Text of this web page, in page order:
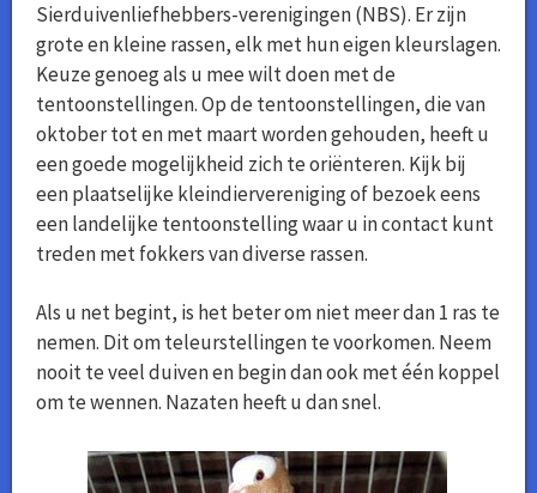
Sierduivenliefhebbers-verenigingen (NBS). Er zijn
grote en kleine rassen, elk met hun eigen kleurslagen.
Keuze genoeg als u mee wilt doen met de
tentoonstellingen. Op de tentoonstellingen, die van
oktober tot en met maart worden gehouden, heeft u
een goede mogelijkheid zich te oriënteren. Kijk bij
een plaatselijke kleindiervereniging of bezoek eens
een landelijke tentoonstelling waar u in contact kunt
treden met fokkers van diverse rassen.
Als u net begint, is het beter om niet meer dan 1 ras te
nemen. Dit om teleurstellingen te voorkomen. Neem
nooit te veel duiven en begin dan ook met één koppel
om te wennen. Nazaten heeft u dan snel.